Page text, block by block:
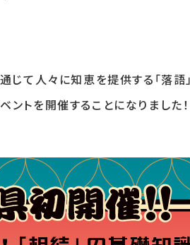
じて人々に知恵を提供する「落
トを開催することになりました！